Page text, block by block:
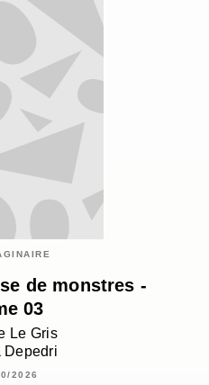
de monstres -
03
Le Gris
Depedri
2026